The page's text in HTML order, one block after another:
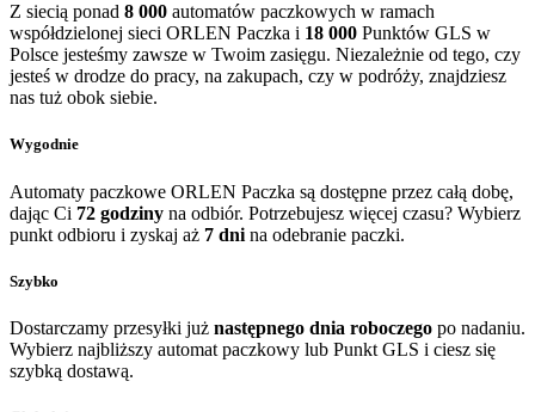
Z siecią ponad 8 000 automatów paczkowych w ramach
współdzielonej sieci ORLEN Paczka i 18 000 Punktów GLS w
Polsce jesteśmy zawsze w Twoim zasięgu. Niezależnie od tego, czy
jesteś w drodze do pracy, na zakupach, czy w podróży, znajdziesz
nas tuż obok siebie.
Wygodnie
Automaty paczkowe ORLEN Paczka są dostępne przez całą dobę,
dając Ci 72 godziny na odbiór. Potrzebujesz więcej czasu? Wybierz
punkt odbioru i zyskaj aż 7 dni na odebranie paczki.
Szybko
Dostarczamy przesyłki już następnego dnia roboczego po nadaniu.
Wybierz najbliższy automat paczkowy lub Punkt GLS i ciesz się
szybką dostawą.